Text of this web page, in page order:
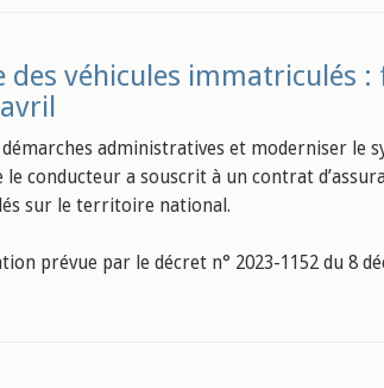
des véhicules immatriculés
administratives et moderniser le
conducteur a souscrit à un contrat
sur le territoire national.
prévue par le décret n° 2023-1152 du 8